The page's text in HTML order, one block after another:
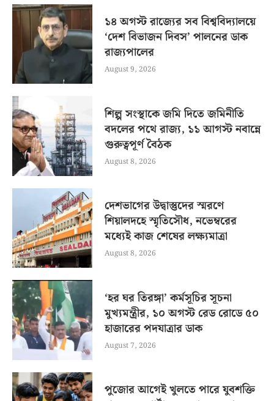
১৪ অগস্ট রাজ্যের সব বিশ্ববিদ্যালয়ে
‘দেশ বিভাজন দিবস’ পালনের ডাক
রাজ্যপালের
August 9, 2026
শিল্প সংস্থাকে জমি দিতে জমিনীতি
বদলের পথে রাজ্য, ১১ আগস্ট নবান্নে
গুরুত্বপূর্ণ বৈঠক
August 8, 2026
দেশভাগের উদ্বাস্তুদের স্মরণে
শিয়ালদহে স্মৃতিসৌধ, নভেম্বরের
মধ্যেই কাজ শেষের লক্ষ্যমাত্রা
August 8, 2026
‘হর ঘর তিরঙ্গা’ কর্মসূচির সূচনা
মুখ্যমন্ত্রীর, ১০ অগস্ট রেড রোডে ৫০
হাজারের পদযাত্রার ডাক
August 7, 2026
পুজোর আগেই খুলতে পারে যুবশক্তি